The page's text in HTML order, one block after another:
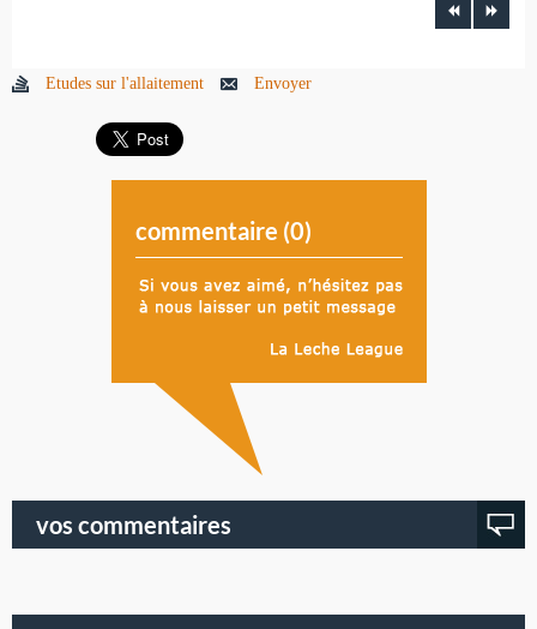
Etudes sur l'allaitement Envoyer
commentaire (0)
vos commentaires